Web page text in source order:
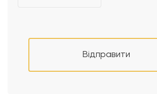
Відправити